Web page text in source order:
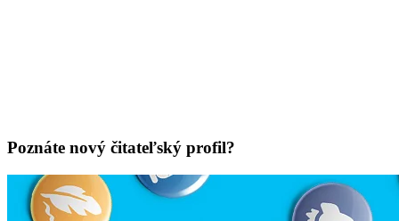
Poznáte nový čitateľský profil?